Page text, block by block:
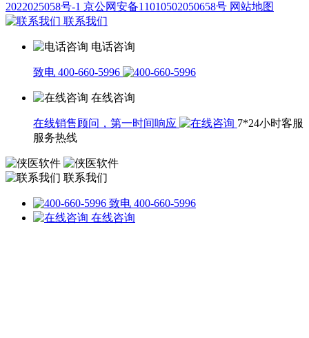
2022025058号-1 京公网安备11010502050658号 网站地图
联系我们
电话咨询
致电 400-660-5996
在线咨询
在线销售顾问，第一时间响应
7*24小时客服
服务热线
联系我们
致电 400-660-5996
在线咨询